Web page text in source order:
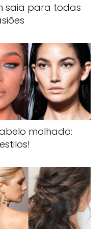
saia para todas
molhado: